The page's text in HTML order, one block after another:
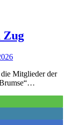
Zug
Mitglieder der
Brumse“…